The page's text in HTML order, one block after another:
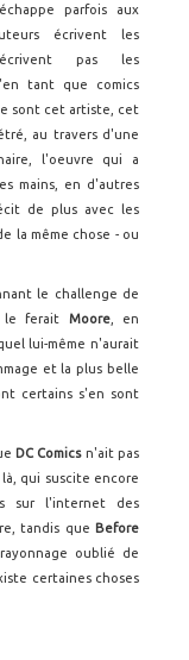
parfois aux
écrivent les
pas les
tant que comics
sont cet artiste, cet
au travers d'une
l'oeuvre qui a
mains, en d'autres
de plus avec les
la même chose - ou
le challenge de
le ferait Moore, en
lui-même n'aurait
et la plus belle
certains s'en sont
DC Comicsn'ait pas
qui suscite encore
sur l'internet des
tandis que Before
oublié de
certaines choses